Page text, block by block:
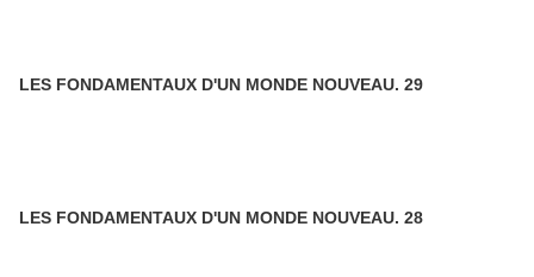
LES FONDAMENTAUX D'UN MONDE NOUVEAU. 29
LES FONDAMENTAUX D'UN MONDE NOUVEAU. 28